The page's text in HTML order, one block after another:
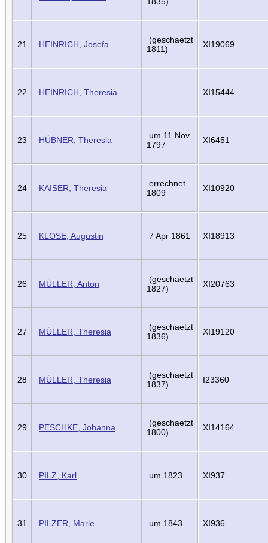
21 HEINRICH, Josefa
(geschaetzt
1811)
XI19069
22 HEINRICH, Theresia XI15444
23 HÜBNER, Theresia
um 11 Nov
1797
XI6451
24 KAISER, Theresia
errechnet
1809
XI10920
25 KLOSE, Augustin 7 Apr 1861 XI18913
26 MÜLLER, Anton
(geschaetzt
1827)
XI20763
27 MÜLLER, Theresia
(geschaetzt
1836)
XI19120
28 MÜLLER, Theresia
(geschaetzt
1837)
I23360
29 PESCHKE, Johanna
(geschaetzt
1800)
XI14164
30 PILZ, Karl um 1823 XI937
31 PILZER, Marie um 1843 XI936